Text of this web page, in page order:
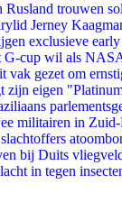
trouwen
Jerney
exclusieve
cup wil als
vak gezet om
eigen
militairen in
bij Duits
in tegen